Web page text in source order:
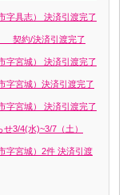
字具志） 決済引渡完了
契約/決済引渡完了
字宮城） 決済引渡完了
字宮城）決済引渡完了
字宮城） 決済引渡完了
3/4(水)~3/7（土）
字宮城）2件 決済引渡